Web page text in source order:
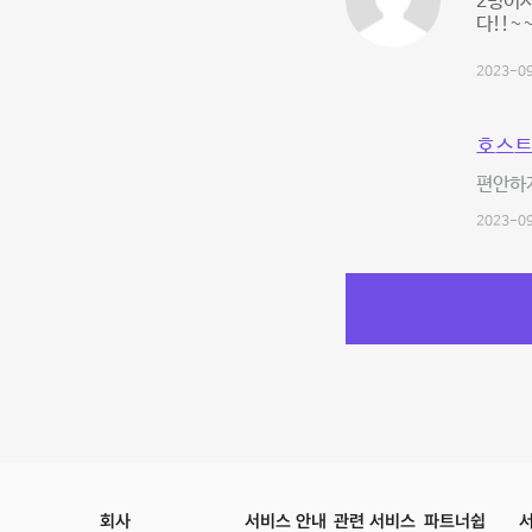
다
2023-
호스
편안하
2023-
회사 서비스 안내 관련 서비스 파트너쉽